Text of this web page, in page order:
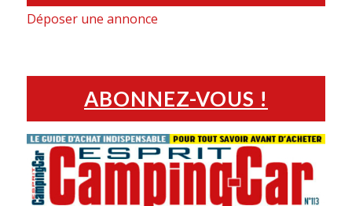
Déposer une annonce
ABONNEZ-VOUS !